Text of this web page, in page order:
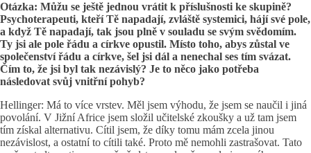
Otázka: Můžu se ještě jednou vrátit k příslušnosti ke skupině?
Psychoterapeuti, kteří Tě napadají, zvláště systemici, hájí své pole,
a když Tě napadají, tak jsou plně v souladu se svým svědomím.
Ty jsi ale pole řádu a církve opustil. Místo toho, abys zůstal ve
společenství řádu a církve, šel jsi dál a nenechal ses tím svázat.
Čím to, že jsi byl tak nezávislý? Je to něco jako potřeba
následovat svůj vnitřní pohyb?
Hellinger: Má to více vrstev. Měl jsem výhodu, že jsem se naučil i jiná
povolání. V Jižní Africe jsem složil učitelské zkoušky a už tam jsem
tím získal alternativu. Cítil jsem, že díky tomu mám zcela jinou
nezávislost, a ostatní to cítili také. Proto mě nemohli zastrašovat. Tato